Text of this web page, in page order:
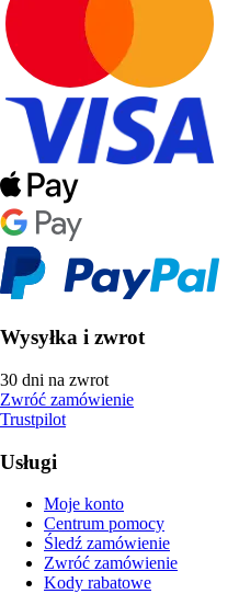
Wysyłka i zwrot
30 dni na zwrot
Zwróć zamówienie
Trustpilot
Usługi
Moje konto
Centrum pomocy
Śledź zamówienie
Zwróć zamówienie
Kody rabatowe